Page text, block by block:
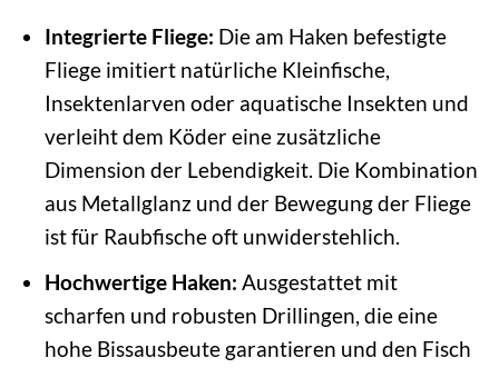
Integrierte Fliege: Die am Haken befestigte
Fliege imitiert natürliche Kleinfische,
Insektenlarven oder aquatische Insekten und
verleiht dem Köder eine zusätzliche
Dimension der Lebendigkeit. Die Kombination
aus Metallglanz und der Bewegung der Fliege
ist für Raubfische oft unwiderstehlich.
Hochwertige Haken: Ausgestattet mit
scharfen und robusten Drillingen, die eine
hohe Bissausbeute garantieren und den Fisch